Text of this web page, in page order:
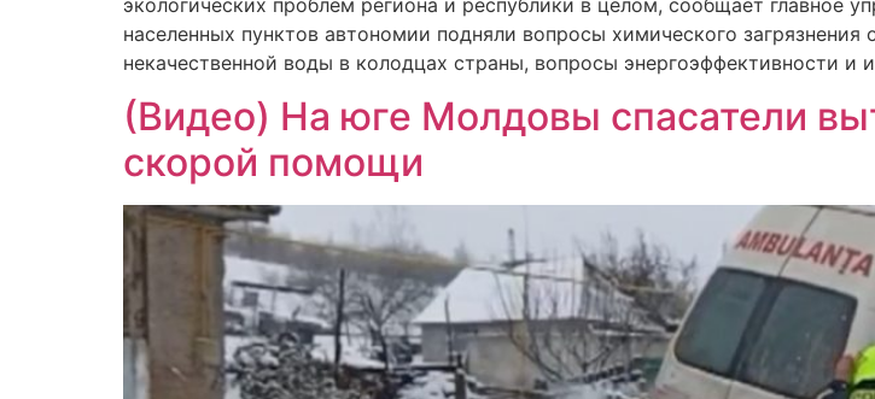
населенных пунктов автономии подняли вопросы химического
некачественной воды в колодцах страны, вопросы энергоэффективности и
(Видео) На юге Молдовы спасатели
скорой помощи